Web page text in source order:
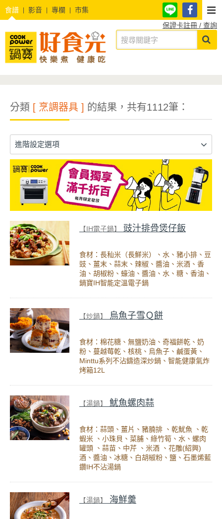
食譜 影音 專欄
市集
保證卡註冊 / 查詢
分類 [ 烹調器具 ] 的結果，共有1112筆：
進階設定選項
【IH電子鍋】 豉汁排骨煲仔飯
食材：長秈米（長鮮米）、水、豬小排、豆
豉、薑末、蒜末、辣椒、醬油、米酒、香
油、胡椒粉、蠔油、醬油、水、糖、香油、
鍋寶IH智能定溫電子鍋
【炒鍋】 烏魚子雪Ｑ餅
食材：棉花糖、無鹽奶油、奇福餅乾、奶
粉、蔓越莓乾、核桃、烏魚子、鹹蛋黃、
Minttu系列不沾鑄造深炒鍋、智能健康氣炸
烤箱12L
【湯鍋】 魷魚螺肉蒜
食材：蒜頭、薑片、豬腩排 、乾魷魚 、乾
蝦米 、小珠貝、菜脯、綠竹筍、水、螺肉
罐頭 、蒜苗、中芹 、米酒 、花雕(紹興)
酒、醬油、冰糖、白胡椒粉、鹽、石墨烯藍
鑽IH不沾湯鍋
【湯鍋】 海鮮羹